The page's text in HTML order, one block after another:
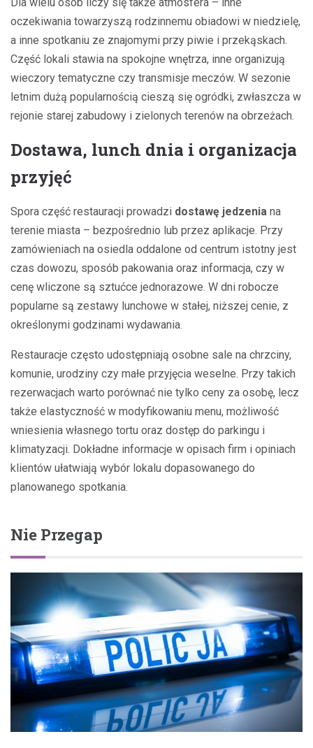
oczekiwania towarzyszą rodzinnemu obiadowi w niedzielę,
a inne spotkaniu ze znajomymi przy piwie i przekąskach.
Część lokali stawia na spokojne wnętrza, inne organizują
wieczory tematyczne czy transmisje meczów. W sezonie
letnim dużą popularnością cieszą się ogródki, zwłaszcza w
rejonie starej zabudowy i zielonych terenów na obrzeżach.
Dostawa, lunch dnia i organizacja
przyjęć
Spora część restauracji prowadzi dostawę jedzenia na
terenie miasta – bezpośrednio lub przez aplikacje. Przy
zamówieniach na osiedla oddalone od centrum istotny jest
czas dowozu, sposób pakowania oraz informacja, czy w
cenę wliczone są sztućce jednorazowe. W dni robocze
popularne są zestawy lunchowe w stałej, niższej cenie, z
określonymi godzinami wydawania.
Restauracje często udostępniają osobne sale na chrzciny,
komunie, urodziny czy małe przyjęcia weselne. Przy takich
rezerwacjach warto porównać nie tylko ceny za osobę, lecz
także elastyczność w modyfikowaniu menu, możliwość
wniesienia własnego tortu oraz dostęp do parkingu i
klimatyzacji. Dokładne informacje w opisach firm i opiniach
klientów ułatwiają wybór lokalu dopasowanego do
planowanego spotkania.
Nie Przegap